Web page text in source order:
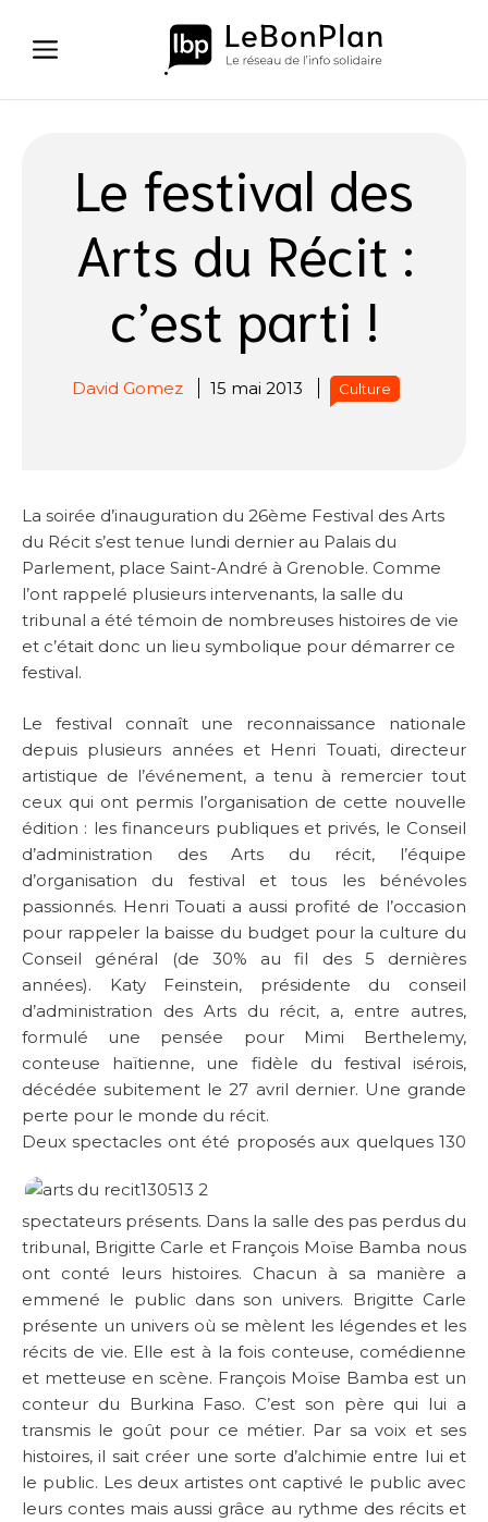
contenu
Le festival des
Arts du Récit :
c’est parti !
David Gomez 15 mai 2013 Culture
La soirée d’inauguration du 26ème Festival des Arts
du Récit s’est tenue lundi dernier au Palais du
Parlement, place Saint-André à Grenoble. Comme
l’ont rappelé plusieurs intervenants, la salle du
tribunal a été témoin de nombreuses histoires de vie
et c’était donc un lieu symbolique pour démarrer ce
festival.
Le festival connaît une reconnaissance nationale
depuis plusieurs années et Henri Touati, directeur
artistique de l’événement, a tenu à remercier tout
ceux qui ont permis l’organisation de cette nouvelle
édition : les financeurs publiques et privés, le Conseil
d’administration des Arts du récit, l’équipe
d’organisation du festival et tous les bénévoles
passionnés. Henri Touati a aussi profité de l’occasion
pour rappeler la baisse du budget pour la culture du
Conseil général (de 30% au fil des 5 dernières
années). Katy Feinstein, présidente du conseil
d’administration des Arts du récit, a, entre autres,
formulé une pensée pour Mimi Berthelemy,
conteuse haïtienne, une fidèle du festival isérois,
décédée subitement le 27 avril dernier. Une grande
perte pour le monde du récit.
Deux spectacles ont été proposés aux quelques 130
spectateurs présents. Dans la salle des pas perdus du
tribunal, Brigitte Carle et François Moïse Bamba nous
ont conté leurs histoires. Chacun à sa manière a
emmené le public dans son univers. Brigitte Carle
présente un univers où se mèlent les légendes et les
récits de vie. Elle est à la fois conteuse, comédienne
et metteuse en scène. François Moïse Bamba est un
conteur du Burkina Faso. C’est son père qui lui a
transmis le goût pour ce métier. Par sa voix et ses
histoires, il sait créer une sorte d’alchimie entre lui et
le public. Les deux artistes ont captivé le public avec
leurs contes mais aussi grâce au rythme des récits et